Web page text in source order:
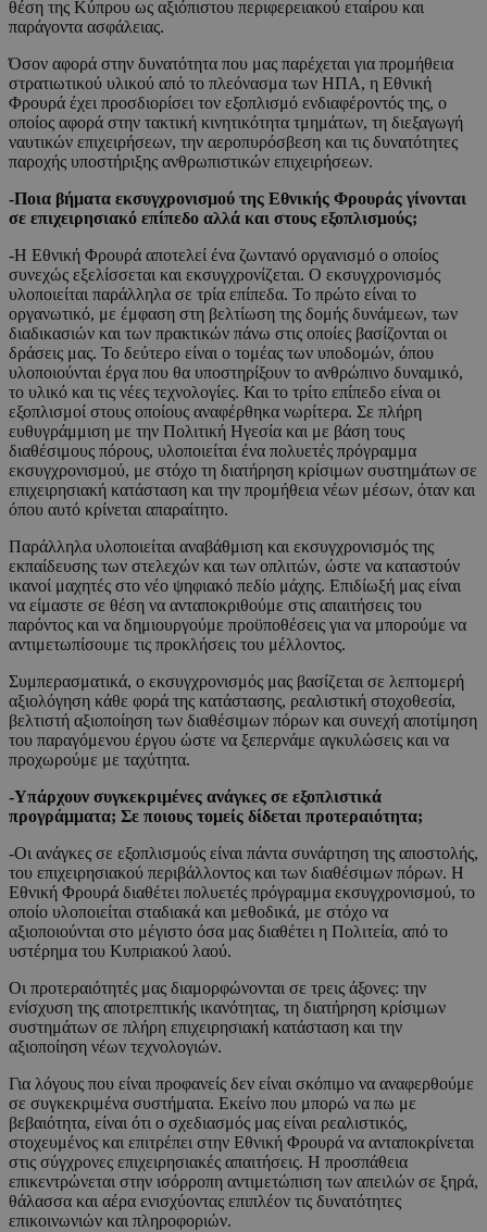
θέση της Κύπρου ως αξιόπιστου περιφερειακού εταίρου και
παράγοντα ασφάλειας.
Όσον αφορά στην δυνατότητα που μας παρέχεται για προμήθεια
στρατιωτικού υλικού από το πλεόνασμα των ΗΠΑ, η Εθνική
Φρουρά έχει προσδιορίσει τον εξοπλισμό ενδιαφέροντός της, ο
οποίος αφορά στην τακτική κινητικότητα τμημάτων, τη διεξαγωγή
ναυτικών επιχειρήσεων, την αεροπυρόσβεση και τις δυνατότητες
παροχής υποστήριξης ανθρωπιστικών επιχειρήσεων.
-Ποια βήματα εκσυγχρονισμού της Εθνικής Φρουράς γίνονται
σε επιχειρησιακό επίπεδο αλλά και στους εξοπλισμούς;
-Η Εθνική Φρουρά αποτελεί ένα ζωντανό οργανισμό ο οποίος
συνεχώς εξελίσσεται και εκσυγχρονίζεται. Ο εκσυγχρονισμός
υλοποιείται παράλληλα σε τρία επίπεδα. Το πρώτο είναι το
οργανωτικό, με έμφαση στη βελτίωση της δομής δυνάμεων, των
διαδικασιών και των πρακτικών πάνω στις οποίες βασίζονται οι
δράσεις μας. Το δεύτερο είναι ο τομέας των υποδομών, όπου
υλοποιούνται έργα που θα υποστηρίξουν το ανθρώπινο δυναμικό,
το υλικό και τις νέες τεχνολογίες. Και το τρίτο επίπεδο είναι οι
εξοπλισμοί στους οποίους αναφέρθηκα νωρίτερα. Σε πλήρη
ευθυγράμμιση με την Πολιτική Ηγεσία και με βάση τους
διαθέσιμους πόρους, υλοποιείται ένα πολυετές πρόγραμμα
εκσυγχρονισμού, με στόχο τη διατήρηση κρίσιμων συστημάτων σε
επιχειρησιακή κατάσταση και την προμήθεια νέων μέσων, όταν και
όπου αυτό κρίνεται απαραίτητο.
Παράλληλα υλοποιείται αναβάθμιση και εκσυγχρονισμός της
εκπαίδευσης των στελεχών και των οπλιτών, ώστε να καταστούν
ικανοί μαχητές στο νέο ψηφιακό πεδίο μάχης. Επιδίωξή μας είναι
να είμαστε σε θέση να ανταποκριθούμε στις απαιτήσεις του
παρόντος και να δημιουργούμε προϋποθέσεις για να μπορούμε να
αντιμετωπίσουμε τις προκλήσεις του μέλλοντος.
Συμπερασματικά, ο εκσυγχρονισμός μας βασίζεται σε λεπτομερή
αξιολόγηση κάθε φορά της κατάστασης, ρεαλιστική στοχοθεσία,
βελτιστή αξιοποίηση των διαθέσιμων πόρων και συνεχή αποτίμηση
του παραγόμενου έργου ώστε να ξεπερνάμε αγκυλώσεις και να
προχωρούμε με ταχύτητα.
-Υπάρχουν συγκεκριμένες ανάγκες σε εξοπλιστικά
προγράμματα; Σε ποιους τομείς δίδεται προτεραιότητα;
-Οι ανάγκες σε εξοπλισμούς είναι πάντα συνάρτηση της αποστολής,
του επιχειρησιακού περιβάλλοντος και των διαθέσιμων πόρων. Η
Εθνική Φρουρά διαθέτει πολυετές πρόγραμμα εκσυγχρονισμού, το
οποίο υλοποιείται σταδιακά και μεθοδικά, με στόχο να
αξιοποιούνται στο μέγιστο όσα μας διαθέτει η Πολιτεία, από το
υστέρημα του Κυπριακού λαού.
Οι προτεραιότητές μας διαμορφώνονται σε τρεις άξονες: την
ενίσχυση της αποτρεπτικής ικανότητας, τη διατήρηση κρίσιμων
συστημάτων σε πλήρη επιχειρησιακή κατάσταση και την
αξιοποίηση νέων τεχνολογιών.
Για λόγους που είναι προφανείς δεν είναι σκόπιμο να αναφερθούμε
σε συγκεκριμένα συστήματα. Εκείνο που μπορώ να πω με
βεβαιότητα, είναι ότι ο σχεδιασμός μας είναι ρεαλιστικός,
στοχευμένος και επιτρέπει στην Εθνική Φρουρά να ανταποκρίνεται
στις σύγχρονες επιχειρησιακές απαιτήσεις. Η προσπάθεια
επικεντρώνεται στην ισόρροπη αντιμετώπιση των απειλών σε ξηρά,
θάλασσα και αέρα ενισχύοντας επιπλέον τις δυνατότητες
επικοινωνιών και πληροφοριών.